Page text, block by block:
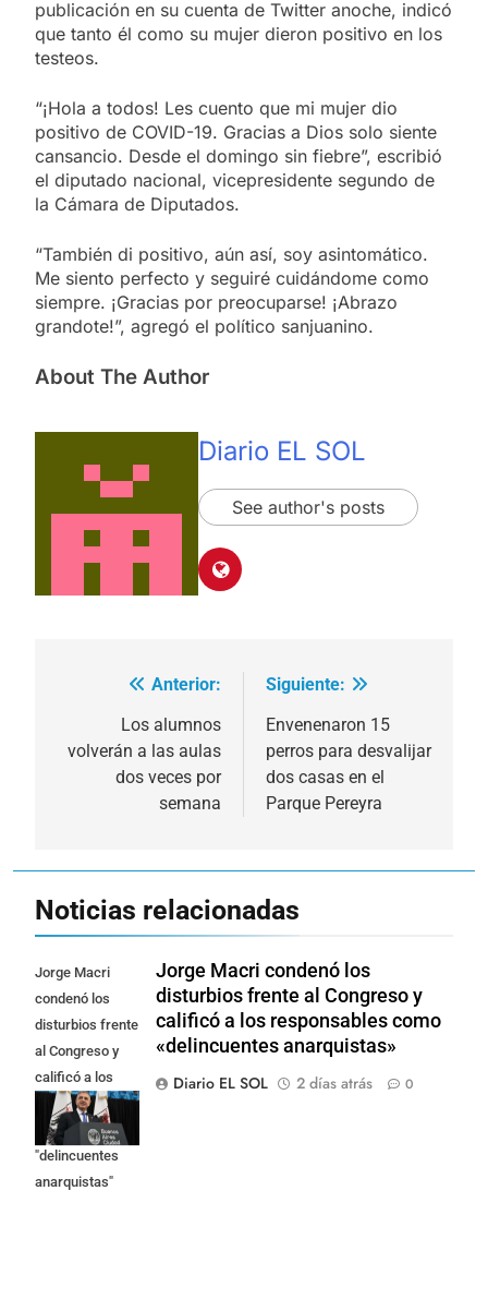
publicación en su cuenta de Twitter anoche, indicó
que tanto él como su mujer dieron positivo en los
testeos.
“¡Hola a todos! Les cuento que mi mujer dio
positivo de COVID-19. Gracias a Dios solo siente
cansancio. Desde el domingo sin fiebre”, escribió
el diputado nacional, vicepresidente segundo de
la Cámara de Diputados.
“También di positivo, aún así, soy asintomático.
Me siento perfecto y seguiré cuidándome como
siempre. ¡Gracias por preocuparse! ¡Abrazo
grandote!”, agregó el político sanjuanino.
About The Author
Diario EL SOL
See author's posts
Navegación
entradas
Anterior:
Los alumnos
volverán a las aulas
dos veces por
semana
Siguiente:
Envenenaron 15
perros para desvalijar
dos casas en el
Parque Pereyra
Noticias relacionadas
Jorge Macri
condenó los
disturbios frente
al Congreso y
calificó a los
responsables
como
"delincuentes
anarquistas"
Jorge Macri condenó los
disturbios frente al Congreso y
calificó a los responsables como
«delincuentes anarquistas»
Diario EL SOL
2 días atrás 0